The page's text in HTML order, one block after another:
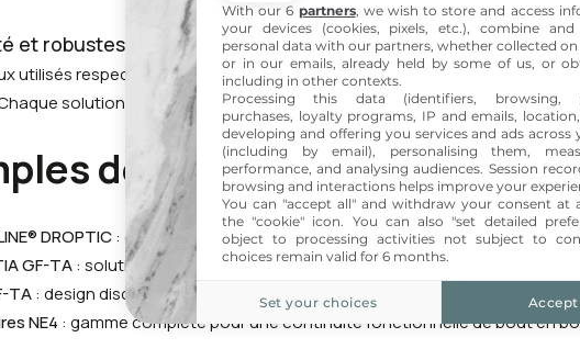
et robustesse
utilisés respectent les normes B2ca et répondent aux exigences
solution fait l'objet de tests rigoureux dans les laboratoires
de solutions techniques
DROPTIC: câbles B2ca extrudés au Portugal, excellentes
GF-TA: solution intégrée pour le raccordement terminal abonné, simple
TA: design discret, intégration facile dans tous types d'intérieurs.
NE4 : gamme complète pour une continuité fonctionnelle de bout en
With our 6 partners, we wish to store and access
your devices (cookies, pixels, etc.), combine
personal data with our partners, whether collected
or in our emails, already held by some of us, or
including in other contexts.
Processing this data (identifiers, browsing,
purchases, loyalty programs, IP and emails,
developing and offering you services and ads across
(including by email), personalising them,
performance, and analysing audiences. Session
browsing and interactions helps improve your
You can "accept all" and withdraw your consent at
the "cookie" icon . You can also "set detailed
object to processing activities not subject to
choices remain valid for 6 months.
Set your choices Accept